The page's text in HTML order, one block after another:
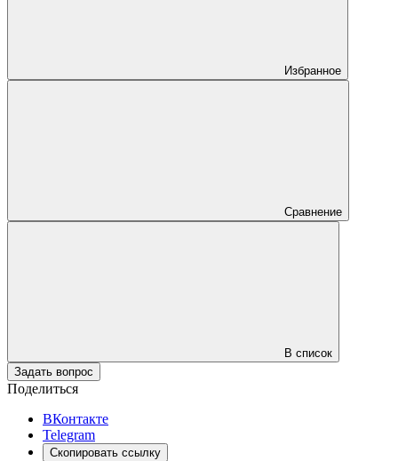
Избранное
Сравнение
В список
Задать вопрос
Поделиться
ВКонтакте
Telegram
Скопировать ссылку